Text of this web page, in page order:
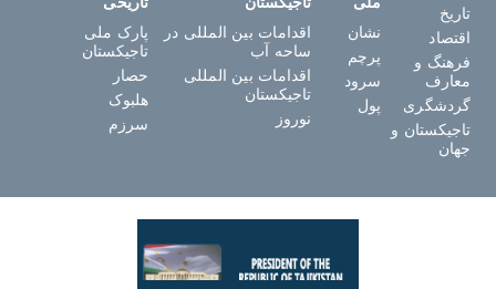
تاریخ
اقتصاد
فرهنگ و
معارف
گردشگری
تاجیکستان و
جهان
نشان
پرچم
سرود
پول
اقدامات بین المللی در
ساحه آب
اقدامات بین المللی
تاجیکستان
نوروز
پارک ملی
تاجیکستان
حصار
هلبوک
سرزم